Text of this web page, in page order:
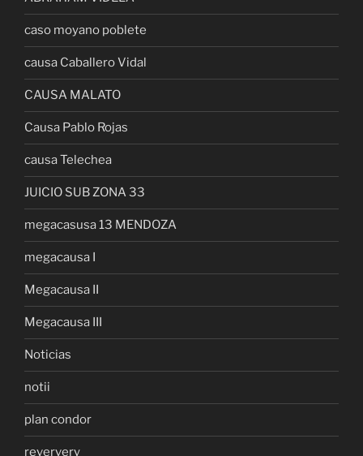
caso moyano poblete
causa Caballero Vidal
CAUSA MALATO
Causa Pablo Rojas
causa Telechea
JUICIO SUB ZONA 33
megacasusa 13 MENDOZA
megacausa I
Megacausa II
Megacausa III
Noticias
notii
plan condor
reververy